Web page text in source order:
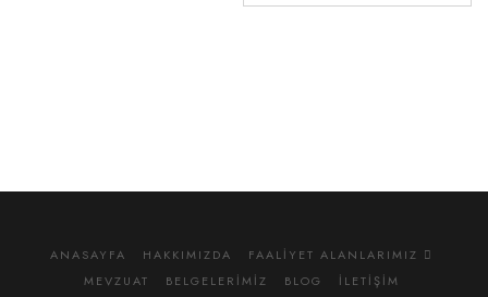
ANASAYFA HAKKIMIZDA
FAALIYET ALANLARIMIZ
MEVZUAT
BELGELERIMIZ BLOG İLETIŞIM